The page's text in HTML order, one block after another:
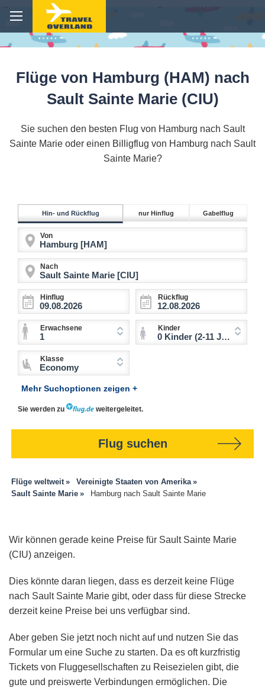
Flüge von Hamburg (HAM) nach
Sault Sainte Marie (CIU)
Sie suchen den besten Flug von Hamburg nach Sault
Sainte Marie oder einen Billigflug von Hamburg nach Sault
Sainte Marie?
Hin- und Rückflug nur Hinflug Gabelflug
Von
Nach
Hinflug Rückflug
Erwachsene
1
Kinder
0 Kinder (2-11 Jahre)
Klasse
Economy
Mehr Suchoptionen zeigen +
Sie werden zu weitergeleitet.
Flug suchen
Flüge weltweit
Vereinigte Staaten von Amerika
Sault Sainte Marie
Hamburg nach Sault Sainte Marie
Wir können gerade keine Preise für Sault Sainte Marie
(CIU) anzeigen.
Dies könnte daran liegen, dass es derzeit keine Flüge
nach Sault Sainte Marie gibt, oder dass für diese Strecke
derzeit keine Preise bei uns verfügbar sind.
Aber geben Sie jetzt noch nicht auf und nutzen Sie das
Formular um eine Suche zu starten. Da es oft kurzfristig
Tickets von Fluggesellschaften zu Reisezielen gibt, die
gute und preiswerte Verbindungen ermöglichen. Die